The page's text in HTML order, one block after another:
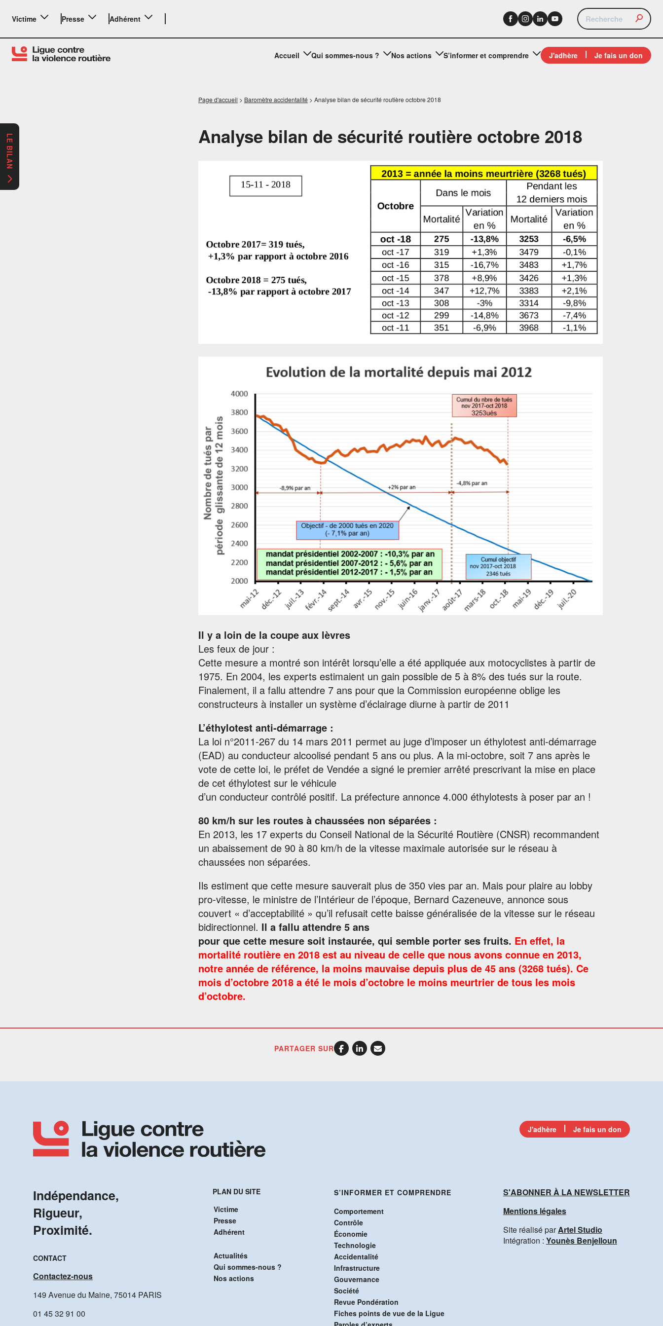
Victime Presse Adhérent
Accueil Qui sommes-nous ? Nos actions S’informer et comprendre J'adhère Je fais un don
Page d'accueil > Baromètre accidentalité > Analyse bilan de sécurité routière octobre 2018
Analyse bilan de sécurité routière octobre 2018
Il y a loin de la coupe aux lèvres
Les feux de jour :
Cette mesure a montré son intérêt lorsqu’elle a été appliquée aux motocyclistes à partir de
1975. En 2004, les experts estimaient un gain possible de 5 à 8% des tués sur la route.
Finalement, il a fallu attendre 7 ans pour que la Commission européenne oblige les
constructeurs à installer un système d’éclairage diurne à partir de 2011
L’éthylotest anti-démarrage :
La loi n°2011-267 du 14 mars 2011 permet au juge d’imposer un éthylotest anti-démarrage
(EAD) au conducteur alcoolisé pendant 5 ans ou plus. A la mi-octobre, soit 7 ans après le
vote de cette loi, le préfet de Vendée a signé le premier arrêté prescrivant la mise en place
de cet éthylotest sur le véhicule
d’un conducteur contrôlé positif. La préfecture annonce 4.000 éthylotests à poser par an !
80 km/h sur les routes à chaussées non séparées :
En 2013, les 17 experts du Conseil National de la Sécurité Routière (CNSR) recommandent
un abaissement de 90 à 80 km/h de la vitesse maximale autorisée sur le réseau à
chaussées non séparées.
Ils estiment que cette mesure sauverait plus de 350 vies par an. Mais pour plaire au lobby
pro-vitesse, le ministre de l’Intérieur de l’époque, Bernard Cazeneuve, annonce sous
couvert « d’acceptabilité » qu’il refusait cette baisse généralisée de la vitesse sur le réseau
bidirectionnel. Il a fallu attendre 5 ans
pour que cette mesure soit instaurée, qui semble porter ses fruits. En effet, la
mortalité routière en 2018 est au niveau de celle que nous avons connue en 2013,
notre année de référence, la moins mauvaise depuis plus de 45 ans (3268 tués). Ce
mois d’octobre 2018 a été le mois d’octobre le moins meurtrier de tous les mois
d’octobre.
PARTAGER SUR
J'adhère Je fais un don
Indépendance,
Rigueur,
Proximité.
CONTACT
Contactez-nous
149 Avenue du Maine, 75014 PARIS
01 45 32 91 00
PLAN DU SITE
Victime
Presse
Adhérent
Actualités
Qui sommes-nous ?
Nos actions
S’INFORMER ET COMPRENDRE
Comportement
Contrôle
Économie
Technologie
Accidentalité
Infrastructure
Gouvernance
Société
Revue Pondération
Fiches points de vue de la Ligue
S'ABONNER À LA NEWSLETTER
Mentions légales
Site réalisé parArtel Studio
Intégration : Younès Benjelloun
LE BILAN